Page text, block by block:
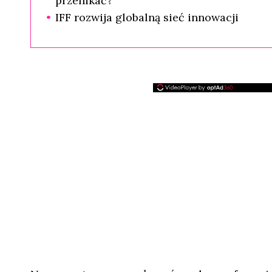
IFF rozwija globalną sieć innowacji